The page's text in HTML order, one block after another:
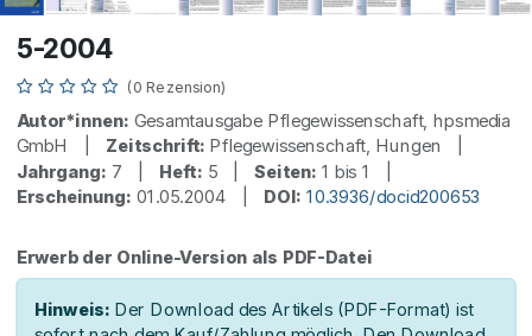
5-2004
(0 Rezension)
Autor*innen: Gesamtausgabe Pflegewissenschaft, hpsmedia
GmbH | Zeitschrift: Pflegewissenschaft, Hungen |
Jahrgang: 7 | Heft: 5 |Seiten: 1 bis 1 |
Erscheinung: 01.05.2004 | DOI: 10.3936/docid200653
Erwerb der Online-Version als PDF-Datei
Hinweis: Der Download des Artikels (PDF-Format) ist